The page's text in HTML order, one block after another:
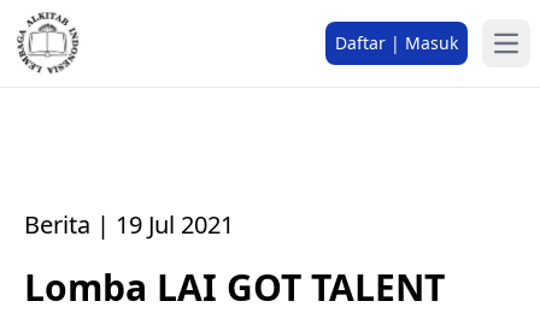
Daftar | Masuk
Berita | 19 Jul 2021
Lomba LAI GOT TALENT